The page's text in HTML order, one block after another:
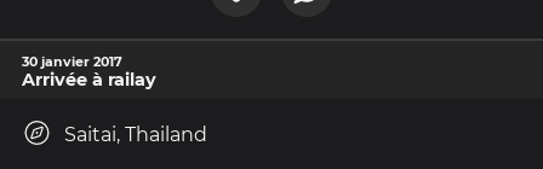
30 janvier 2017
Arrivée à railay
Saitai, Thailand